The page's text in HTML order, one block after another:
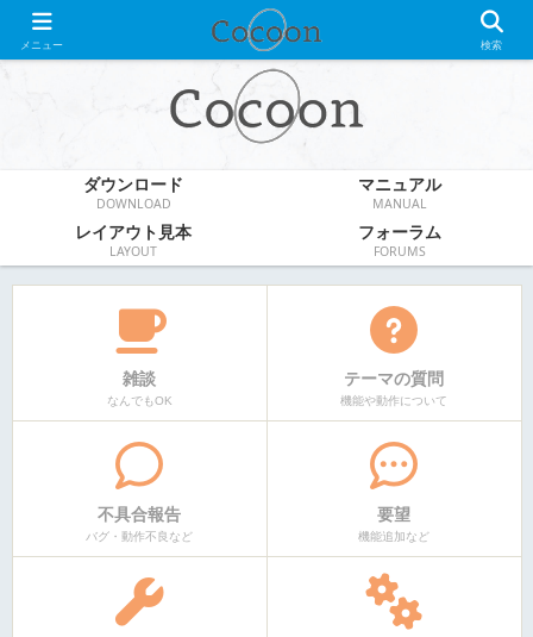
WordPress無料テーマ
ダウンロード
DOWNLOAD
マニュアル
MANUAL
レイアウト見本
LAYOUT
フォーラム
FORUMS
雑談
なんでもOK
テーマの質問
機能や動作について
不具合報告
バグ・動作不良など
要望
機能追加など
メニュー 検索